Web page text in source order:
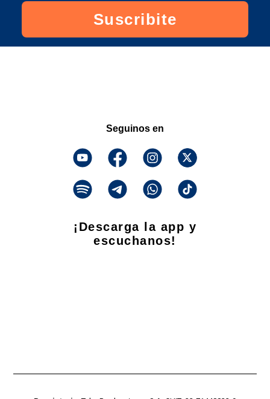
Suscribite
Seguinos en
¡Descarga la app y
escuchanos!